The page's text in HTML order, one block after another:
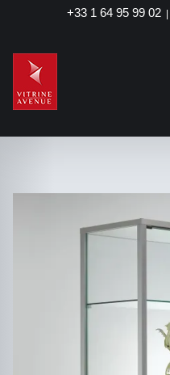
contenu
+33 1 64 95 99 02